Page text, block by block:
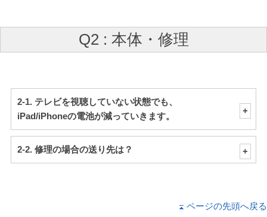
Q2 : 本体・修理
2-1. テレビを視聴していない状態でも、
iPad/iPhoneの電池が減っていきます。
2-2. 修理の場合の送り先は？
ページの先頭へ戻る